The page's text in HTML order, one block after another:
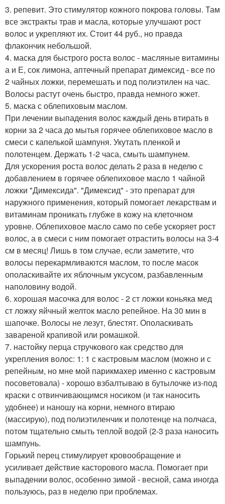
3. репевит. Это стимулятор кожного покрова головы. Там
все экстракты трав и масла, которые улучшают рост
волос и укрепляют их. Стоит 44 руб., но правда
флакончик небольшой.
4. маска для быстрого роста волос - масляные витамины
а и Е, сок лимона, аптечный препарат димексид - все по
2 чайных ложки, перемешать и под полиэтилен на час.
Волосы растут очень быстро, правда немного жжет.
5. маска с облепиховым маслом.
При лечении выпадения волос каждый день втирать в
корни за 2 часа до мытья горячее облепиховое масло в
смеси с капелькой шампуня. Укутать пленкой и
полотенцем. Держать 1-2 часа, смыть шампунем.
Для ускорения роста волос делать 2 раза в неделю с
добавлением в горячее облепиховое масло 1 чайной
ложки "Димексида". "Димексид" - это препарат для
наружного применения, который помогает лекарствам и
витаминам проникать глубже в кожу на клеточном
уровне. Облепиховое масло само по себе ускоряет рост
волос, а в смеси с ним помогает отрастить волосы на 3-4
см в месяц! Лишь в том случае, если заметите, что
волосы перекармливаются маслом, то после масок
ополаскивайте их яблочным уксусом, разбавленным
наполовину водой.
6. хорошая масочка для волос - 2 ст ложки коньяка мед
ст ложку яйчный желток масло репейное. На 30 мин в
шапочке. Волосы не лезут, блестят. Ополаскивать
завареной крапивой или ромашкой.
7. настойку перца стручкового как средство для
укрепления волос: 1: 1 с кастровым маслом (можно и с
репейным, но мне мой парикмахер именно с кастровым
посоветовала) - хорошо взбалтываю в бутылочке из-под
краски с отвинчивающимся носиком (и так наносить
удобнее) и наношу на корни, немного втираю
(массирую), под полиэтиленчик и полотенце на полчаса,
потом тщательно смыть теплой водой (2-3 раза наносить
шампунь.
Горький перец стимулирует кровообращение и
усиливает действие касторового масла. Помогает при
выпадении волос, особенно зимой - весной, сама иногда
пользуюсь, раз в неделю при проблемах.